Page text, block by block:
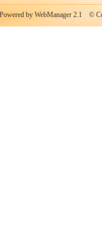
Powered by WebManager 2.1 ©